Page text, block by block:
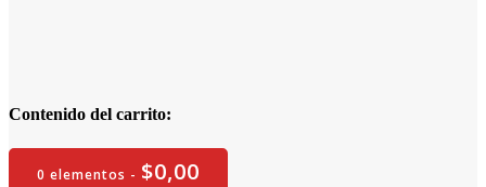
Contenido del carrito:
0 elementos - $0,00